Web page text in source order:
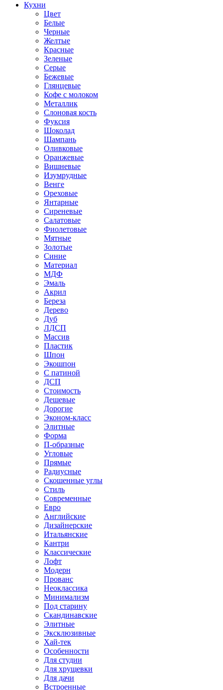
Кухни
Цвет
Белые
Черные
Желтые
Красные
Зеленые
Серые
Бежевые
Глянцевые
Кофе с молоком
Металлик
Слоновая кость
Фуксия
Шоколад
Шампань
Оливковые
Оранжевые
Вишневые
Изумрудные
Венге
Ореховые
Янтарные
Сиреневые
Салатовые
Фиолетовые
Мятные
Золотые
Синие
Материал
МДФ
Эмаль
Акрил
Береза
Дерево
Дуб
ЛДСП
Массив
Пластик
Шпон
Экошпон
С патиной
ДСП
Стоимость
Дешевые
Дорогие
Эконом-класс
Элитные
Форма
П-образные
Угловые
Прямые
Радиусные
Скошенные углы
Стиль
Современные
Евро
Английские
Дизайнерские
Итальянские
Кантри
Классические
Лофт
Модерн
Прованс
Неоклассика
Минимализм
Под старину
Скандинавские
Элитные
Эксклюзивные
Хай-тек
Особенности
Для студии
Для хрущевки
Для дачи
Встроенные